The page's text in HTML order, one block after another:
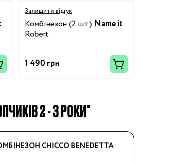
Залишити відгук
Комбінезон (2 шт.) Name it
Robert
1 490 грн
2 - 3 РОКИ"
CHICCO BENEDETTA